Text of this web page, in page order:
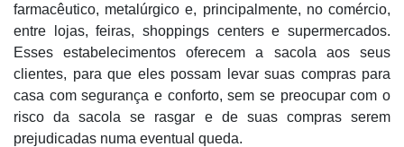
farmacêutico, metalúrgico e, principalmente, no comércio,
entre lojas, feiras, shoppings centers e supermercados.
Esses estabelecimentos oferecem a sacola aos seus
clientes, para que eles possam levar suas compras para
casa com segurança e conforto, sem se preocupar com o
risco da sacola se rasgar e de suas compras serem
prejudicadas numa eventual queda.